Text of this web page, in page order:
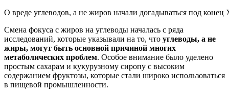
О вреде углеводов, а не жиров начали догадываться под конец
Смена фокуса с жиров на углеводы началась с ряда
исследований, которые указывали на то, что углеводы, а не
жиры, могут быть основной причиной многих
метаболических проблем. Особое внимание было уделено
простым сахарам и кукурузному сиропу с высоким
содержанием фруктозы, которые стали широко использоваться
в пищевой промышленности.